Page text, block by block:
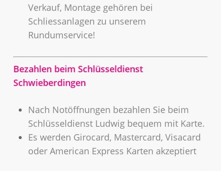
Verkauf, Montage gehören bei
Schliessanlagen zu unserem
Rundumservice!
Bezahlen beim Schlüsseldienst
Schwieberdingen
Nach Notöffnungen bezahlen Sie beim
Schlüsseldienst Ludwig bequem mit Karte.
Es werden Girocard, Mastercard, Visacard
oder American Express Karten akzeptiert